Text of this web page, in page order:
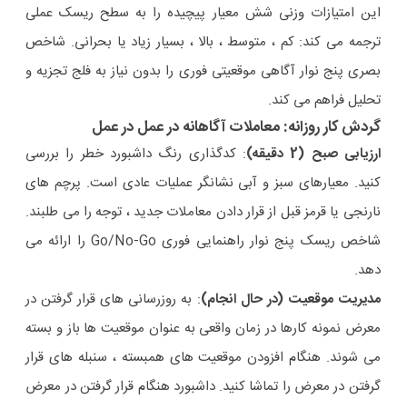
این امتیازات وزنی شش معیار پیچیده را به سطح ریسک عملی
ترجمه می کند: کم ، متوسط ​​، بالا ، بسیار زیاد یا بحرانی. شاخص
بصری پنج نوار آگاهی موقعیتی فوری را بدون نیاز به فلج تجزیه و
تحلیل فراهم می کند.
گردش کار روزانه: معاملات آگاهانه در عمل در عمل
ارزیابی صبح (2 دقیقه)
: کدگذاری رنگ داشبورد خطر را بررسی
کنید. معیارهای سبز و آبی نشانگر عملیات عادی است. پرچم های
نارنجی یا قرمز قبل از قرار دادن معاملات جدید ، توجه را می طلبند.
شاخص ریسک پنج نوار راهنمایی فوری Go/No-Go را ارائه می
دهد.
مدیریت موقعیت (در حال انجام): به روزرسانی های قرار گرفتن در
معرض نمونه کارها در زمان واقعی به عنوان موقعیت ها باز و بسته
می شوند. هنگام افزودن موقعیت های همبسته ، سنبله های قرار
گرفتن در معرض را تماشا کنید. داشبورد هنگام قرار گرفتن در معرض